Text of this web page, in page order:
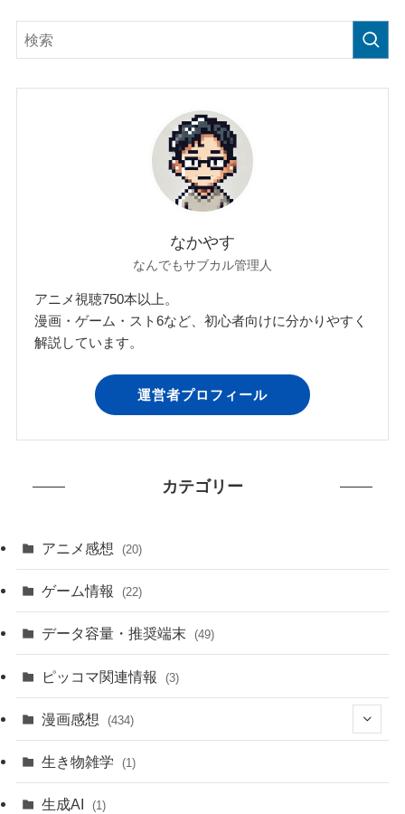
なかやす
なんでもサブカル管理人
アニメ視聴750本以上。
漫画・ゲーム・スト6など、初心者向けに分かりやすく
解説しています。
運営者プロフィール
カテゴリー
アニメ感想 (20)
ゲーム情報 (22)
データ容量・推奨端末 (49)
ピッコマ関連情報 (3)
漫画感想 (434)
(20)
生き物雑学 (1)
生成AI (1)